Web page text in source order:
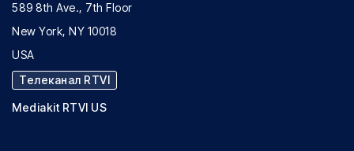
589 8th Ave., 7th Floor
New York, NY 10018
USA
Телеканал RTVI
Mediakit RTVI US